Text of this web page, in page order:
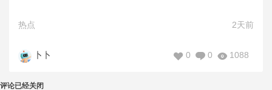
热点 2天前
卜卜 1088
0
0
评论已经关闭